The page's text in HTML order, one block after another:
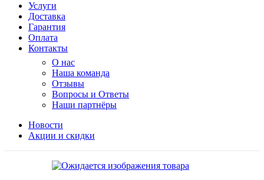
Услуги
Доставка
Гарантия
Оплата
Контакты
О нас
Наша команда
Отзывы
Вопросы и Ответы
Наши партнёры
Новости
Акции и скидки